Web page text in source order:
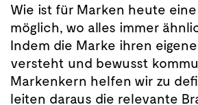
Wie ist für Marken heute
möglich, wo alles immer
Indem die Marke ihren
versteht und bewusst
Markenkern helfen wir zu
leiten daraus die relevante